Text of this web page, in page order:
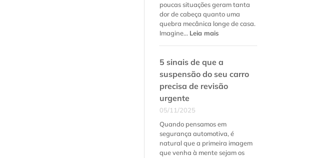
baixo
poucas situações geram tanta
dor de cabeça quanto uma
quebra mecânica longe de casa.
Imagine… Leia mais
cardan:
como
quebras
estrada
5 sinais de que a
suspensão do seu carro
precisa de revisão
urgente
05/11/2025
Quando pensamos em
segurança automotiva, é
natural que a primeira imagem
que venha à mente sejam os